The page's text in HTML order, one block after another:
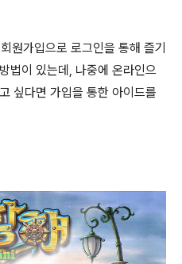
원가입으로 로그인을 통해 즐기
법이 있는데, 나중에 온라인으
싶다면 가입을 통한 아이드를